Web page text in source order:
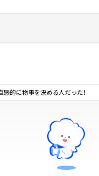
的に物事を決める人だった！